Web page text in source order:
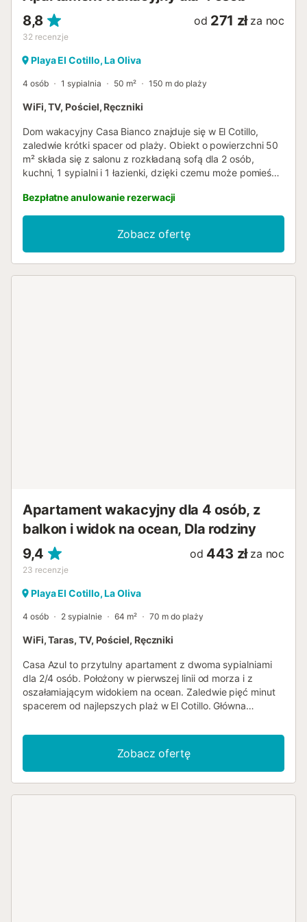
miękkim piasku...
8,8
32 recenzje
od 271 zł za noc
Playa El Cotillo, La Oliva
4 osób 1 sypialnia 50 m² 150 m do plaży
WiFi, TV, Pościel, Ręczniki
Dom wakacyjny Casa Bianco znajduje się w El Cotillo,
zaledwie krótki spacer od plaży. Obiekt o powierzchni 50
m² składa się z salonu z rozkładaną sofą dla 2 osób,
kuchni, 1 sypialni i 1 łazienki, dzięki czemu może pomieścić
(odpowiednie do rozmów wideo), telewizor oraz pralkę.
Obiekt nie oferuje klimatyzacji. Skorzystaj z prywatnego
grilla, aby przygotować pyszne posiłki podczas pobytu.
Ten dom wakacyjny oferuje wspólny, otwarty taras na
relaksujące wieczory. Obiekt znajduje się blisko plaży, a
Bezpłatne anulowanie rezerwacji
Zobacz ofertę
Apartament wakacyjny dla 4 osób, z
balkon i widok na ocean, Dla rodziny
9,4
23 recenzje
od 443 zł za noc
Playa El Cotillo, La Oliva
4 osób 2 sypialnie 64 m² 70 m do plaży
WiFi, Taras, TV, Pościel, Ręczniki
Casa Azul to przytulny apartament z dwoma sypialniami
dla 2/4 osób. Położony w pierwszej linii od morza i z
oszałamiającym widokiem na ocean. Zaledwie pięć minut
spacerem od najlepszych plaż w El Cotillo. Główna
szafę i spektakularne okno z widokiem na morze. Druga
sypialnia ma łóżko piętrowe i okno zewnętrzne. Kuchnia
jest niezależna i posiada wszystkie niezbędne elementy.
Przytulna jadalnia, jest jasna i ma bezpośredni dostęp do
Zobacz ofertę